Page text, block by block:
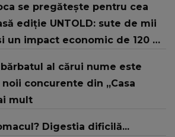
"Am avut..."
se pregătește pentru cea
ediție UNTOLD: sute de mii
un impact economic de 120 de
al cărui nume este
concurente din „Casa
mult
Digestia dificilă...